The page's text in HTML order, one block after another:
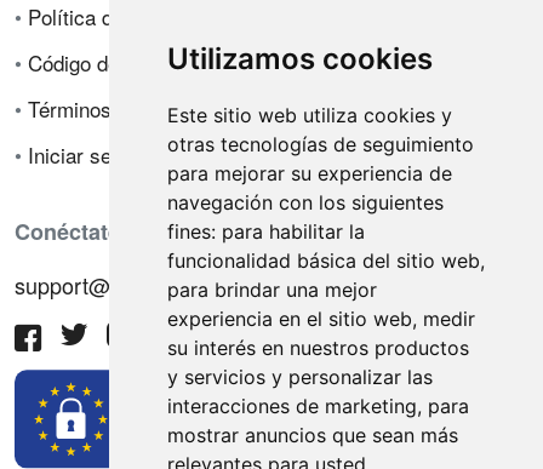
Utilizamos cookies
Este sitio web utiliza cookies y
otras tecnologías de seguimiento
para mejorar su experiencia de
navegación con los siguientes
fines: para habilitar la
funcionalidad básica del sitio web,
para brindar una mejor
experiencia en el sitio web, medir
su interés en nuestros productos
y servicios y personalizar las
interacciones de marketing, para
mostrar anuncios que sean más
relevantes para usted
• Política de privacidad
• Código de ética
• Términos de venta
• Iniciar sesión
Conéctate con nosotros
support@hiringnotes.com